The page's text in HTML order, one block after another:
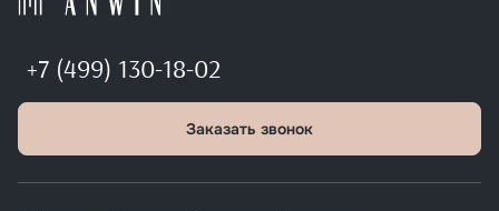
+7 (499) 130-18-02
Заказать звонок